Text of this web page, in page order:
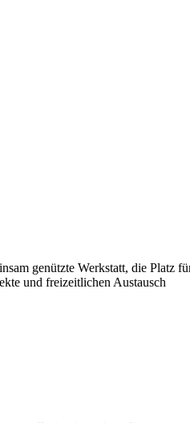
genützte Werkstatt, die Platz
und freizeitlichen Austausch